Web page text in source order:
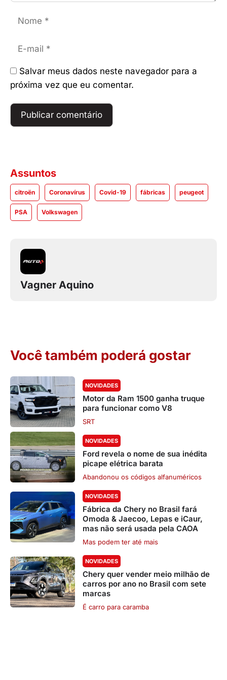
mail
Salvar meus dados neste navegador para a
próxima vez que eu comentar.
Assuntos
citroën Coronavírus Covid-19 fábricas peugeot
PSA Volkswagen
Vagner Aquino
Você também poderá gostar
NOVIDADES
Motor da Ram 1500 ganha truque
para funcionar como V8
SRT
NOVIDADES
Ford revela o nome de sua inédita
picape elétrica barata
Abandonou os códigos alfanuméricos
NOVIDADES
Fábrica da Chery no Brasil fará
Omoda & Jaecoo, Lepas e iCaur,
mas não será usada pela CAOA
Mas podem ter até mais
NOVIDADES
Chery quer vender meio milhão de
carros por ano no Brasil com sete
marcas
É carro para caramba